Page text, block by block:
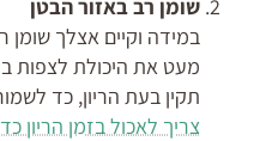
שומן רב באזור הבטן
במידה וקיים אצלך שומן
מעט את היכולת לצפות
תקין בעת הריון, כד
צריך לאכול בזמן הריון